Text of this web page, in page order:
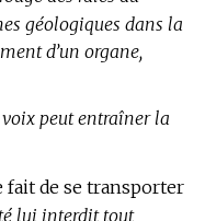
géologiques dans la
d’un organe,
peut entraîner la
fait de se transporter
lui interdit tout